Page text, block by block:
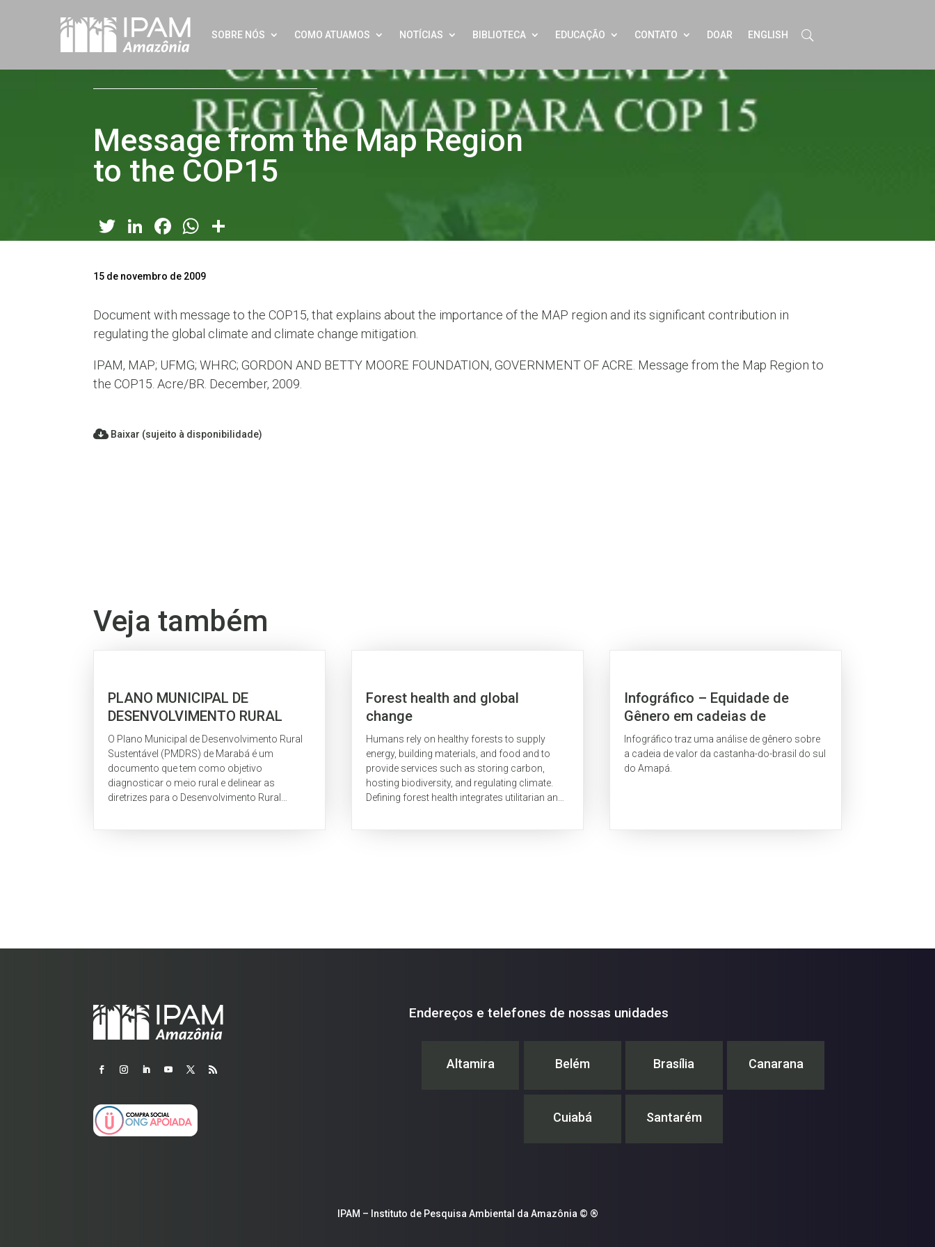
SOBRE NÓS COMO ATUAMOS NOTÍCIAS BIBLIOTECA EDUCAÇÃO CONTATO DOAR ENGLISH
Message from the Map Region
to the COP15
Twitter
LinkedIn
Facebook
WhatsApp
15 de novembro de 2009
Document with message to the COP15, that explains about the importance of the MAP region and its significant contribution in
regulating the global climate and climate change mitigation.
IPAM, MAP; UFMG; WHRC; GORDON AND BETTY MOORE FOUNDATION, GOVERNMENT OF ACRE. Message from the Map Region to
the COP15. Acre/BR. December, 2009.
Baixar (sujeito à disponibilidade)
Veja também
PLANO MUNICIPAL DE
DESENVOLVIMENTO RURAL
SUSTENTÁVEL – Marabá
O Plano Municipal de Desenvolvimento Rural
Sustentável (PMDRS) de Marabá é um
documento que tem como objetivo
diagnosticar o meio rural e delinear as
diretrizes para o Desenvolvimento Rural
Forest health and global
change
Humans rely on healthy forests to supply
energy, building materials, and food and to
provide services such as storing carbon,
hosting biodiversity, and regulating climate.
Defining forest health integrates utilitarian and
Infográfico – Equidade de
Gênero em cadeias de
produtos da
sociobiodiversidade na
Amazônia
Infográfico traz uma análise de gênero sobre
a cadeia de valor da castanha-do-brasil do sul
do Amapá.
Endereços e telefones de nossas unidades
Altamira Belém Brasília Canarana
Cuiabá Santarém
IPAM – Instituto de Pesquisa Ambiental da Amazônia © ®